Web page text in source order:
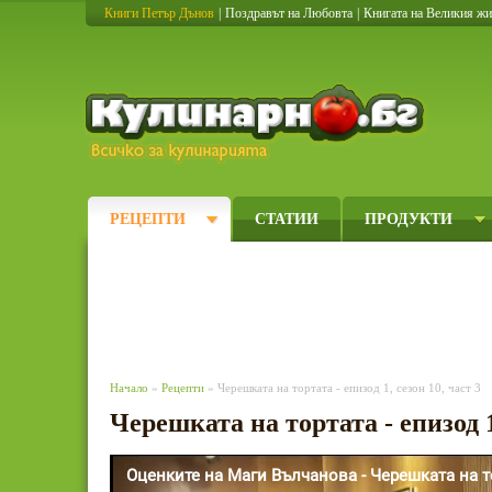
Книги Петър Дънов Поздравът на Любовта Книгата на Великия
РЕЦЕПТИ СТАТИИ ПРОДУКТИ
Начало » Рецепти » Черешката на тортата - епизод 1, сезон 10, част 3
Черешката на тортата - епизод